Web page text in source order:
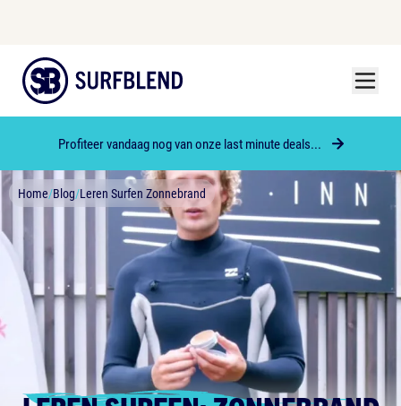
Surfblend
Menu
Profiteer vandaag nog van onze last minute deals...
Home/Blog/Leren Surfen Zonnebrand